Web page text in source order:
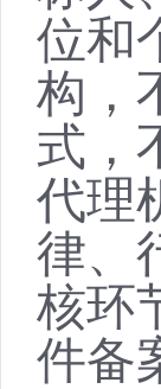
位和
构，
式，
代理
律、
核环
件备